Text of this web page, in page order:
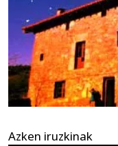
Azken iruzkinak